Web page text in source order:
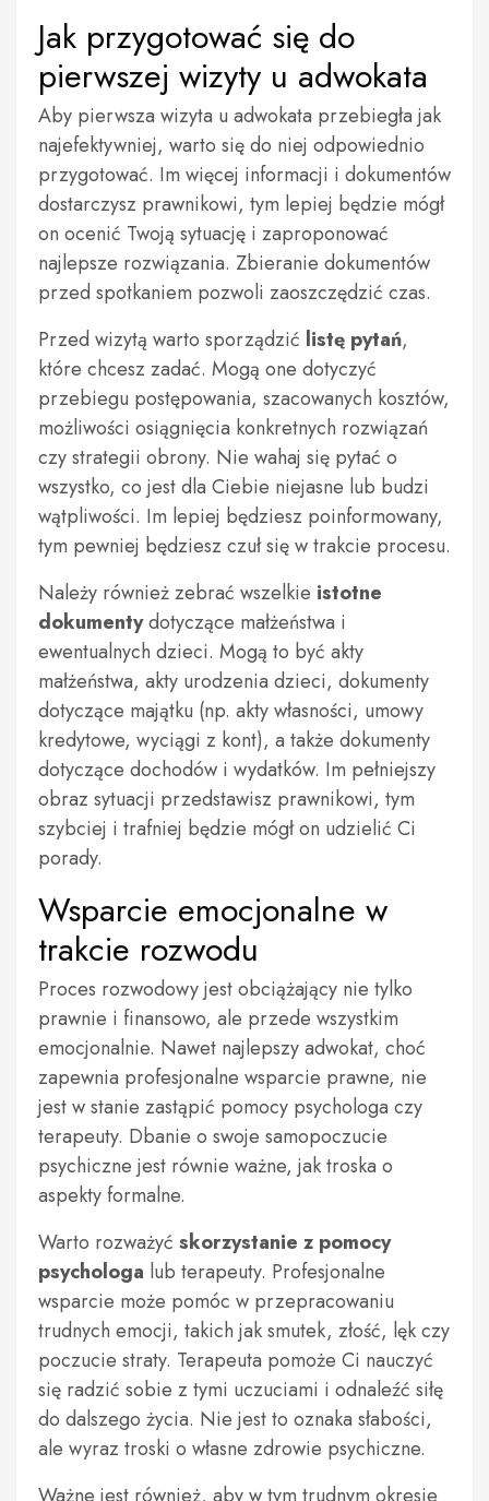
Jak przygotować się do
pierwszej wizyty u adwokata
Aby pierwsza wizyta u adwokata przebiegła jak
najefektywniej, warto się do niej odpowiednio
przygotować. Im więcej informacji i dokumentów
dostarczysz prawnikowi, tym lepiej będzie mógł
on ocenić Twoją sytuację i zaproponować
najlepsze rozwiązania. Zbieranie dokumentów
przed spotkaniem pozwoli zaoszczędzić czas.
Przed wizytą warto sporządzić listę pytań,
które chcesz zadać. Mogą one dotyczyć
przebiegu postępowania, szacowanych kosztów,
możliwości osiągnięcia konkretnych rozwiązań
czy strategii obrony. Nie wahaj się pytać o
wszystko, co jest dla Ciebie niejasne lub budzi
wątpliwości. Im lepiej będziesz poinformowany,
tym pewniej będziesz czuł się w trakcie procesu.
Należy również zebrać wszelkie istotne
dokumentydotyczące małżeństwa i
ewentualnych dzieci. Mogą to być akty
małżeństwa, akty urodzenia dzieci, dokumenty
dotyczące majątku (np. akty własności, umowy
kredytowe, wyciągi z kont), a także dokumenty
dotyczące dochodów i wydatków. Im pełniejszy
obraz sytuacji przedstawisz prawnikowi, tym
szybciej i trafniej będzie mógł on udzielić Ci
porady.
Wsparcie emocjonalne w
trakcie rozwodu
Proces rozwodowy jest obciążający nie tylko
prawnie i finansowo, ale przede wszystkim
emocjonalnie. Nawet najlepszy adwokat, choć
zapewnia profesjonalne wsparcie prawne, nie
jest w stanie zastąpić pomocy psychologa czy
terapeuty. Dbanie o swoje samopoczucie
psychiczne jest równie ważne, jak troska o
aspekty formalne.
Warto rozważyć skorzystanie z pomocy
psychologa lub terapeuty. Profesjonalne
wsparcie może pomóc w przepracowaniu
trudnych emocji, takich jak smutek, złość, lęk czy
poczucie straty. Terapeuta pomoże Ci nauczyć
się radzić sobie z tymi uczuciami i odnaleźć siłę
do dalszego życia. Nie jest to oznaka słabości,
ale wyraz troski o własne zdrowie psychiczne.